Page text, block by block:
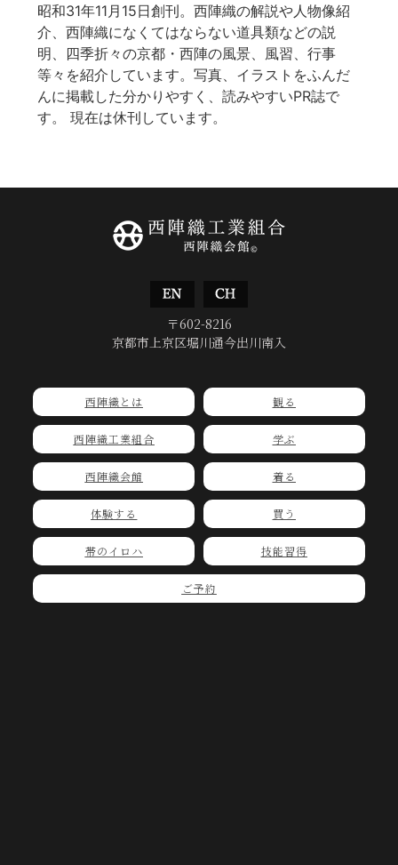
昭和31年11月15日創刊。西陣織の解説や人物像紹
介、西陣織になくてはならない道具類などの説
明、四季折々の京都・西陣の風景、風習、行事
等々を紹介しています。写真、イラストをふんだ
んに掲載した分かりやすく、読みやすいPR誌で
す。 現在は休刊しています。
〒602-8216
京都市上京区堀川通今出川南入
西陣織とは 観る
西陣織工業組合 学ぶ
西陣織会館 着る
体験する 買う
帯のイロハ 技能習得
ご予約